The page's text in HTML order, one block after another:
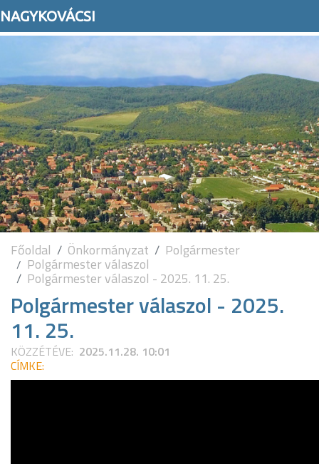
NAGYKOVÁCSI
Főoldal Önkormányzat Polgármester
Polgármester válaszol
Polgármester válaszol - 2025. 11. 25.
Polgármester válaszol - 2025.
11. 25.
KÖZZÉTÉVE: 2025.11.28. 10:01
CÍMKE: